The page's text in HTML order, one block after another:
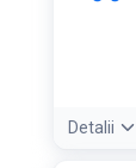
Detalii